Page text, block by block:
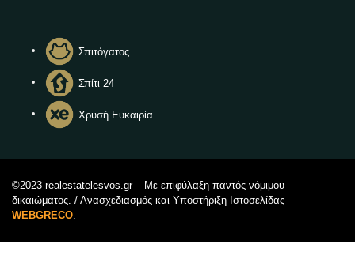
Σπιτόγατος
Σπίτι 24
Χρυσή Ευκαιρία
©2023 realestatelesvos.gr – Με επιφύλαξη παντός νόμιμου
δικαιώματος. / Ανασχεδιασμός και Υποστήριξη Ιστοσελίδας
WEBGRECO.